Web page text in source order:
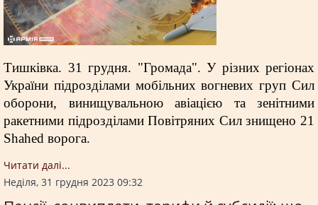
Тишківка. 31 грудня. "Громада". У різних регіонах
України підрозділами мобільних вогневих груп Сил
оборони, винищувальною авіацією та зенітними
ракетними підрозділами Повітряних Сил знищено 21
Shahed ворога.
Читати далi...
Неділя, 31 грудня 2023 09:32